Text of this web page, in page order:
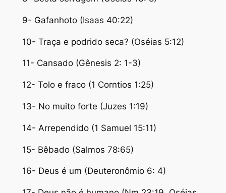
9- Gafanhoto (Isaas 40:22)
10- Traça e podrido seca? (Oséias 5:12)
11- Cansado (Gênesis 2: 1-3)
12- Tolo e fraco (1 Corntios 1:25)
13- No muito forte (Juzes 1:19)
14- Arrependido (1 Samuel 15:11)
15- Bêbado (Salmos 78:65)
16- Deus é um (Deuteronômio 6: 4)